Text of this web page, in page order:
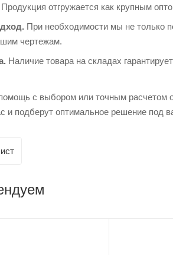
Продукция отгружается как крупным
При необходимости мы не только
чертежам.
Наличие товара на складах
с выбором или точным расчетом
и подберут оптимальное решение под